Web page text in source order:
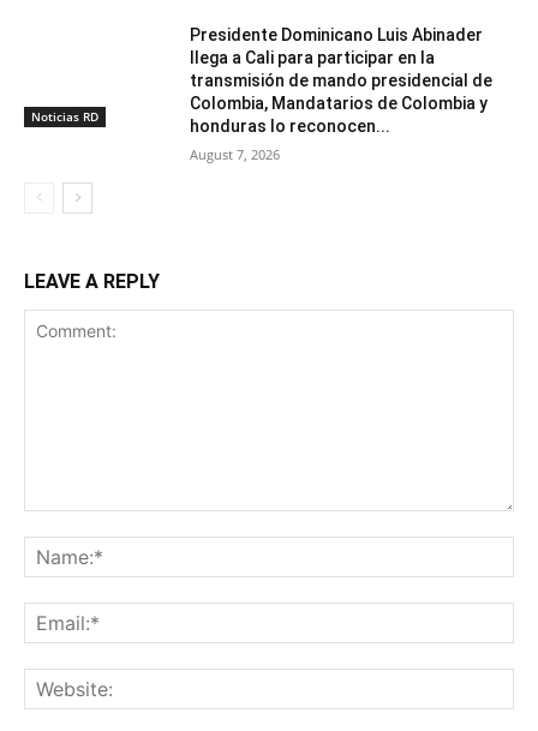
Noticias RD
Presidente Dominicano Luis Abinader
llega a Cali para participar en la
transmisión de mando presidencial de
Colombia, Mandatarios de Colombia y
honduras lo reconocen...
August 7, 2026
LEAVE A REPLY